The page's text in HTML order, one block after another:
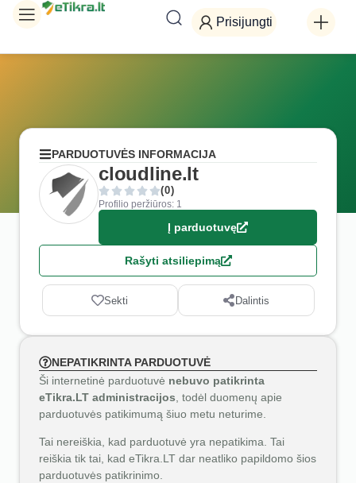
Prisijungti
PARDUOTUVĖS INFORMACIJA
cloudline.lt
(0)
Profilio peržiūros: 1
Į parduotuvę
Rašyti atsiliepimą
Sekti Dalintis
NEPATIKRINTA PARDUOTUVĖ
Ši internetinė parduotuvė nebuvo patikrinta
eTikra.LT administracijos , todėl duomenų apie
parduotuvės patikimumą šiuo metu neturime.
Tai nereiškia, kad parduotuvė yra nepatikima. Tai
reiškia tik tai, kad eTikra.LT dar neatliko papildomo šios
parduotuvės patikrinimo.